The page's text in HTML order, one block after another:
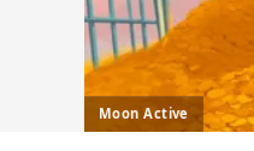
Moon Active